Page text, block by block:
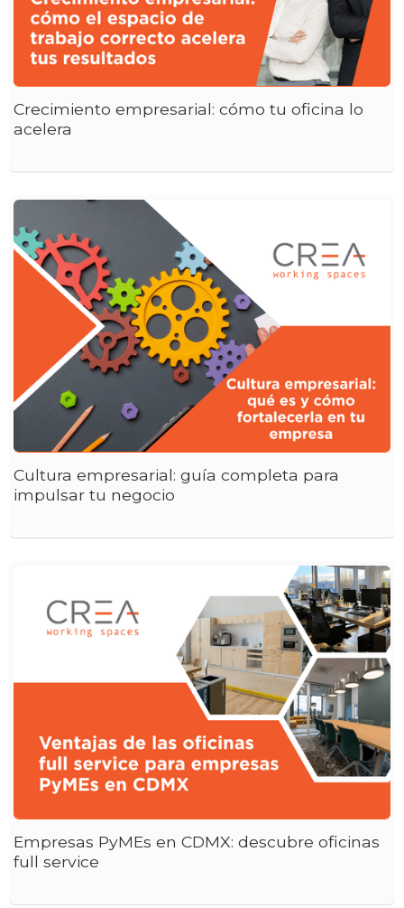
Crecimiento empresarial: cómo tu oficina lo
acelera
Cultura empresarial: guía completa para
impulsar tu negocio
Empresas PyMEs en CDMX: descubre oficinas
full service